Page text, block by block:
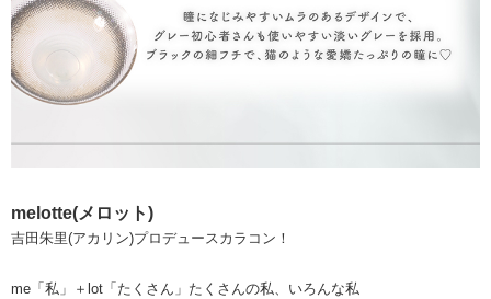
melotte(メロット)
吉田朱里(アカリン)プロデュースカラコン！
me「私」＋lot「たくさん」たくさんの私、いろんな私